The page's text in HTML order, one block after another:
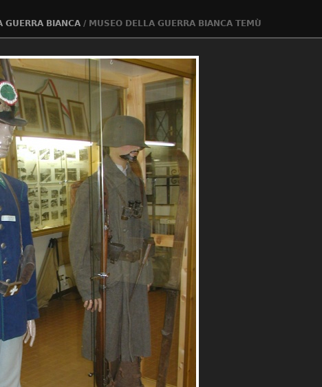
GUERRA BIANCA/ MUSEO DELLA GUERRA BIANCA TEMÙ